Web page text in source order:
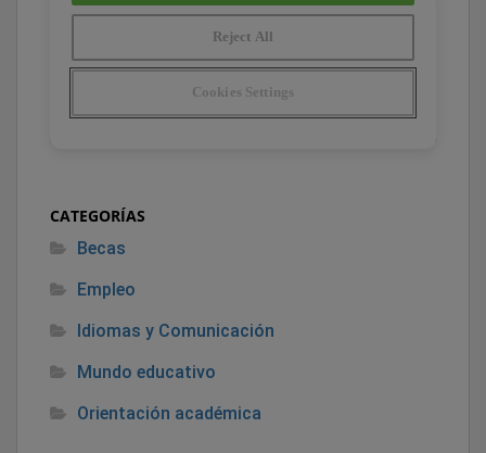
CATEGORÍAS
Becas
Empleo
Idiomas y Comunicación
Mundo educativo
Orientación académica